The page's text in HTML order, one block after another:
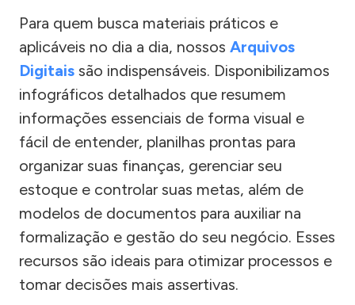
Para quem busca materiais práticos e
aplicáveis no dia a dia, nossos Arquivos
Digitais são indispensáveis. Disponibilizamos
infográficos detalhados que resumem
informações essenciais de forma visual e
fácil de entender, planilhas prontas para
organizar suas finanças, gerenciar seu
estoque e controlar suas metas, além de
modelos de documentos para auxiliar na
formalização e gestão do seu negócio. Esses
recursos são ideais para otimizar processos e
tomar decisões mais assertivas.